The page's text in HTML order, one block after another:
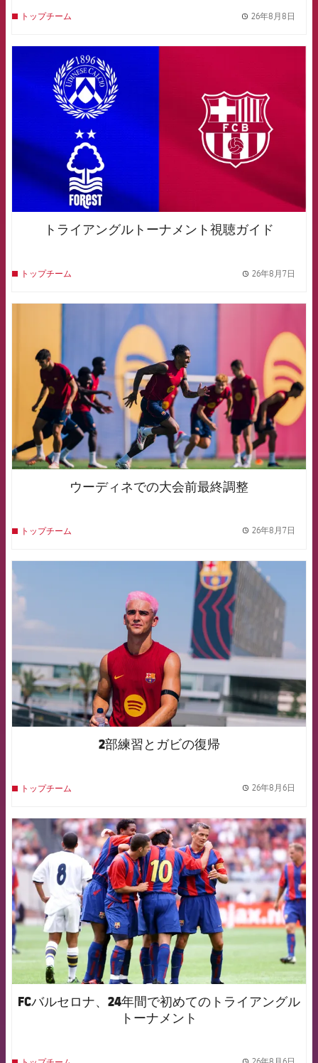
トップチーム 26年8月8日
トライアングルトーナメント視聴ガイド
トップチーム 26年8月7日
ウーディネでの大会前最終調整
トップチーム 26年8月7日
FCB Barcelona badge
2部練習とガビの復帰
トップチーム 26年8月6日
FCB Barcelona badge
FCバルセロナ、24年間で初めてのトライアングル
トーナメント
26年8月6日